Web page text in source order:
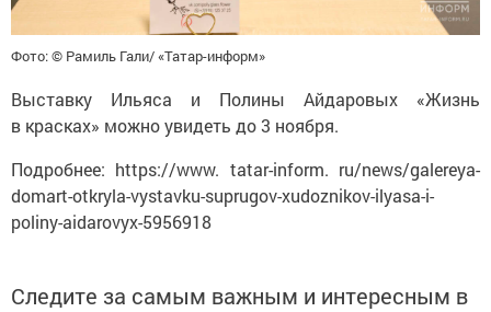
Фото: © Рамиль Гали/ «Татар-информ»
Выставку Ильяса и Полины Айдаровых «Жизнь
в красках» можно увидеть до 3 ноября.
Подробнее: https://www. tatar-inform. ru/news/galereya-
domart-otkryla-vystavku-suprugov-xudoznikov-ilyasa-i-
poliny-aidarovyx-5956918
Следите за самым важным и интересным в